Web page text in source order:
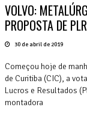
VOLVO:
PROPOSTA DE
30 de abril de 2019
Começou hoje de
de Curitiba (CIC), a
Lucros e Resultados
montadora